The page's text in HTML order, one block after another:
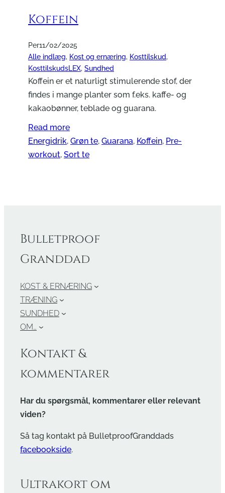
Koffein
Per11/02/2025
Alle indlæg, Kost og ernæring, Kosttilskud
KosttilskudsLEX, Sundhed
Koffein er et naturligt stimulerende stof, der
findes i mange planter som f.eks. kaffe- og
kakaobønner, teblade og guarana.
Read more
Energidrik, Grøn te, Guarana, Koffein, Pre-
workout, Sort te
Bulletproof
Granddad
KOST & ERNÆRING
TRÆNING
SUNDHED
OM…
Kontakt &
kommentarer
Har du spørgsmål, kommentarer eller relevant
viden?
Så tag kontakt på BulletproofGranddads
facebookside.
Ultrakort om